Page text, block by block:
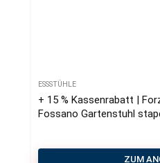
ESSSTÜHLE
+ 15 % Kassenrabatt |
Fossano Gartenstuhl
ZUM